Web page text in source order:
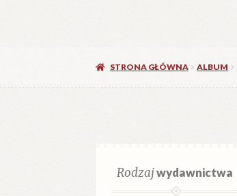
STRONA GŁÓWNA ALBUM
Rodzajwydawnictwa